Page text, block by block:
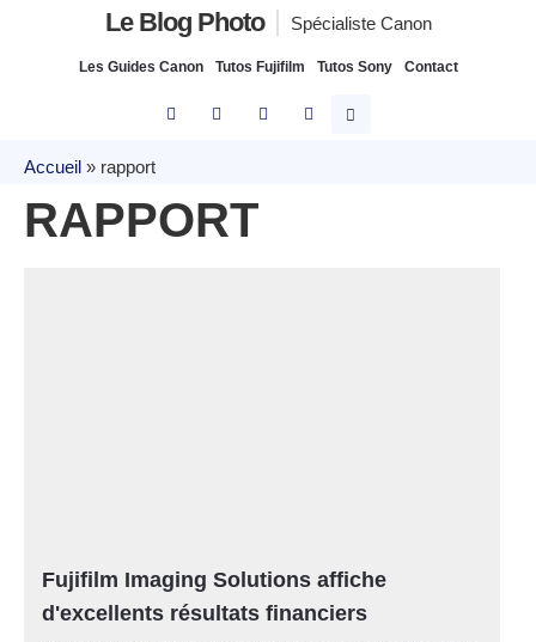
Le Blog Photo Spécialiste Canon
Les Guides Canon Tutos Fujifilm Tutos Sony Contact
Accueil » rapport
RAPPORT
Fujifilm Imaging Solutions affiche
d'excellents résultats financiers